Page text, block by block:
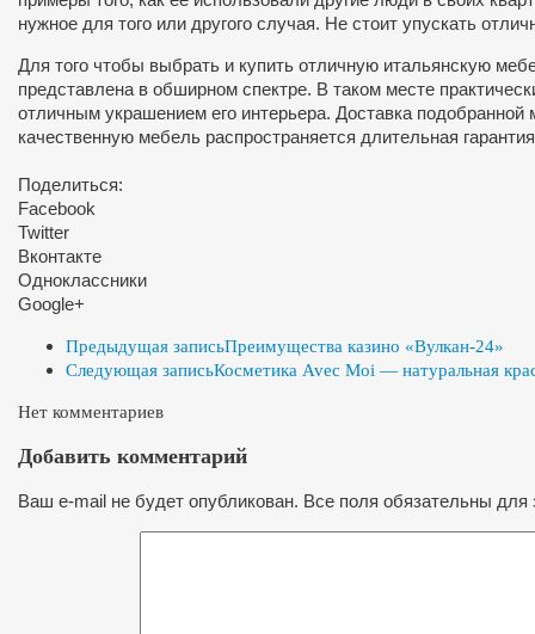
нужное для того или другого случая. Не стоит упускать
Для того чтобы выбрать и купить отличную итальянскую
представлена в обширном спектре. В таком месте
отличным украшением его интерьера. Доставка
качественную мебель распространяется длительная
Поделиться:
Facebook
Twitter
Вконтакте
Одноклассники
Google+
Предыдущая записьПреимущества казино «Вулкан-24»
Следующая записьКосметика Avec Moi — натуральная
Нет комментариев
Добавить комментарий
Ваш e-mail не будет опубликован. Все поля обязательны для